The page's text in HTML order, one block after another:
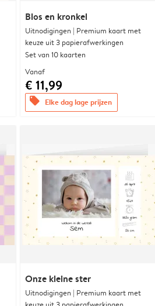
Blos en kronkel
Uitnodigingen | Premium kaart met
keuze uit 3 papierafwerkingen
Set van 10 kaarten
Vanaf
€ 11,99
offers Elke dag lage prijzen
Onze kleine ster
Uitnodigingen | Premium kaart met